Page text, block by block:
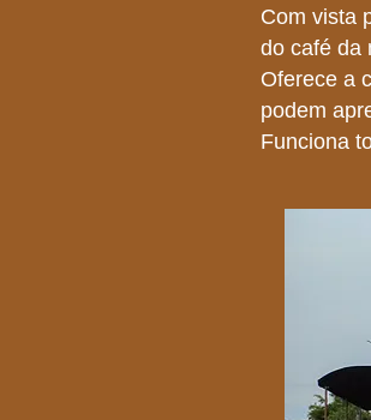
Com vista
do café da
Oferece a
podem
Funciona